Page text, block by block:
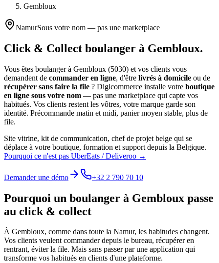
Gembloux
NamurSous votre nom — pas une marketplace
Click & Collect boulanger à Gembloux.
Vous êtes boulangerà Gembloux (5030) et vos clients vous
demandent de commander en ligne, d'être livrés à domicile ou de
récupérer sans faire la file ? Digicommerce installe votre boutique
en ligne sous votre nom — pas une marketplace qui capte vos
habitués. Vos clients restent les vôtres, votre marque garde son
identité. Précommande matin et midi, panier moyen stable, plus de
file.
Site vitrine, kit de communication, chef de projet belge qui se
déplace à votre boutique, formation et support depuis la Belgique.
Pourquoi ce n'est pas UberEats / Deliveroo →
Demander une démo +32 2 790 70 10
Pourquoi un boulanger à Gembloux passe
au click & collect
À Gembloux, comme dans toute la Namur, les habitudes changent.
Vos clients veulent commander depuis le bureau, récupérer en
rentrant, éviter la file. Mais sans passer par une application qui
transforme vos habitués en clients d'une plateforme.